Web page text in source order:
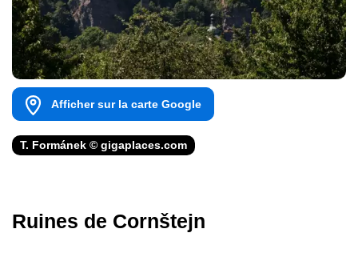
Afficher sur la carte Google
T. Formánek © gigaplaces.com
Ruines de Cornštejn